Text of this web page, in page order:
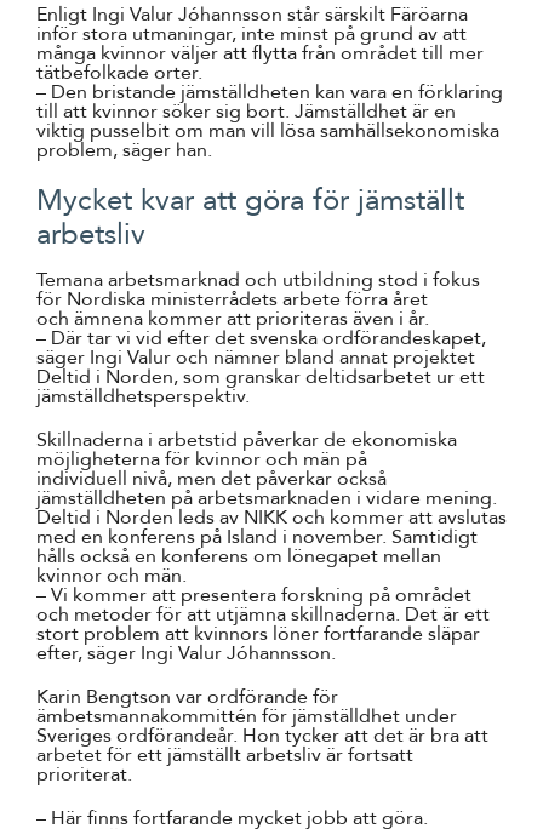
Enligt Ingi Valur Jóhannsson står särskilt Färöarna
inför stora utmaningar, inte minst på grund av att
många kvinnor väljer att flytta från området till mer
tätbefolkade orter.
– Den bristande jämställdheten kan vara en förklaring
till att kvinnor söker sig bort. Jämställdhet är en
viktig pusselbit om man vill lösa samhällsekonomiska
problem, säger han.
Mycket kvar att göra för jämställt
arbetsliv
Temana arbetsmarknad och utbildning stod i fokus
för Nordiska ministerrådets arbete förra året
och ämnena kommer att prioriteras även i år.
– Där tar vi vid efter det svenska ordförandeskapet,
säger Ingi Valur och nämner bland annat projektet
Deltid i Norden, som granskar deltidsarbetet ur ett
jämställdhetsperspektiv.
Skillnaderna i arbetstid påverkar de ekonomiska
möjligheterna för kvinnor och män på
individuell nivå, men det påverkar också
jämställdheten på arbetsmarknaden i vidare mening.
Deltid i Norden leds av NIKK och kommer att avslutas
med en konferens på Island i november. Samtidigt
hålls också en konferens om lönegapet mellan
kvinnor och män.
– Vi kommer att presentera forskning på området
och metoder för att utjämna skillnaderna. Det är ett
stort problem att kvinnors löner fortfarande släpar
efter, säger Ingi Valur Jóhannsson.
Karin Bengtson var ordförande för
ämbetsmannakommittén för jämställdhet under
Sveriges ordförandeår. Hon tycker att det är bra att
arbetet för ett jämställt arbetsliv är fortsatt
prioriterat.
– Här finns fortfarande mycket jobb att göra.